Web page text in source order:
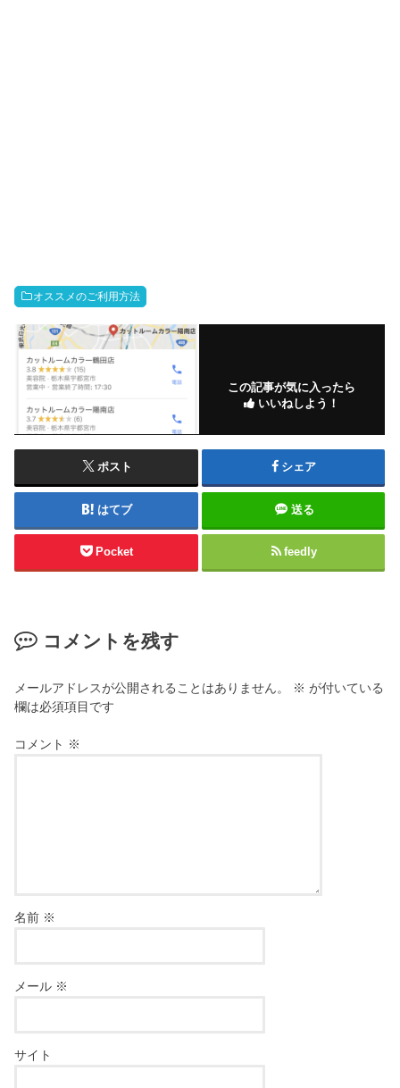
オススメのご利用方法
この記事が気に入ったら
いいねしよう！
ポスト シェア
はてブ 送る
Pocket feedly
コメントを残す
メールアドレスが公開されることはありません。 ※ が付いている
欄は必須項目です
コメント ※
名前 ※
メール ※
サイト